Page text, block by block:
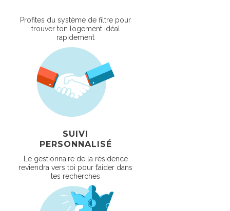
Profites du système de filtre pour
trouver ton logement idéal
rapidement
SUIVI
PERSONNALISÉ
Le gestionnaire de la résidence
reviendra vers toi pour t’aider dans
tes recherches